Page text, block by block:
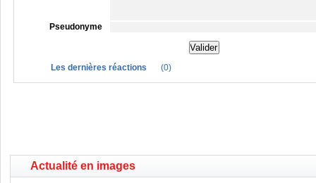
Pseudonyme
Les dernières réactions (0)